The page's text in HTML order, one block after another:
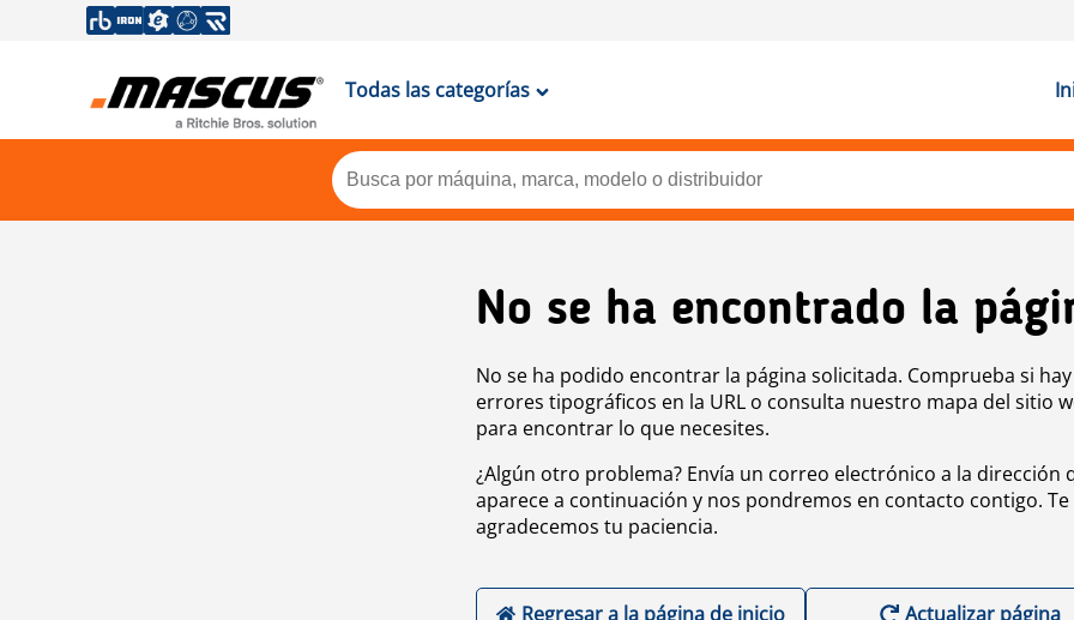
Todas las categorías
No se ha encontrado la
No se ha podido encontrar la página solicitada. Comprueba si hay
errores tipográficos en la URL o consulta nuestro mapa del sitio
para encontrar lo que necesites.
¿Algún otro problema? Envía un correo electrónico a la dirección
aparece a continuación y nos pondremos en contacto contigo. Te
agradecemos tu paciencia.
Regresar a la página de inicio Actualizar página